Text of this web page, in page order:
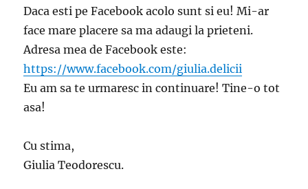
Daca esti pe Facebook acolo sunt si eu! Mi-ar
face mare placere sa ma adaugi la prieteni.
Adresa mea de Facebook este:
https://www.facebook.com/giulia.delicii
Eu am sa te urmaresc in continuare! Tine-o tot
asa!
Cu stima,
Giulia Teodorescu.